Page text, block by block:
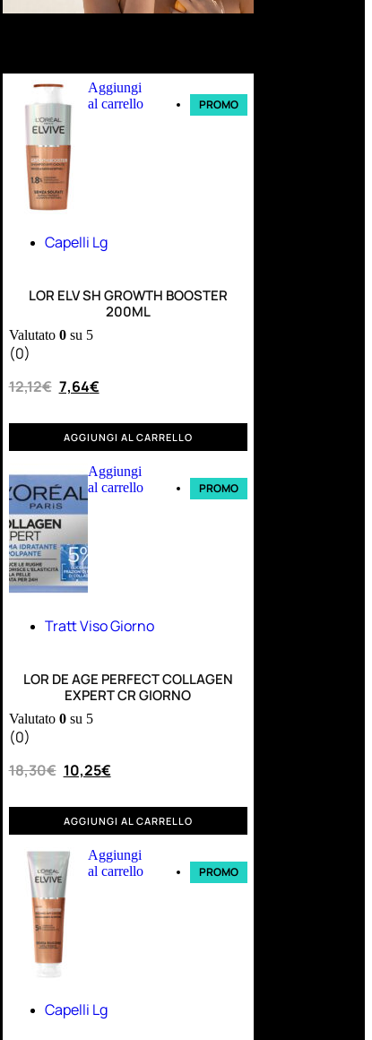
Aggiungi
al carrello
PROMO
Capelli Lg
LOR ELV SH GROWTH BOOSTER
200ML
Valutato 0su 5
(0)
12,12€ 7,64€
AGGIUNGI AL CARRELLO
Aggiungi
al carrello
PROMO
Tratt Viso Giorno
LOR DE AGE PERFECT COLLAGEN
EXPERT CR GIORNO
Valutato 0su 5
(0)
18,30€ 10,25€
AGGIUNGI AL CARRELLO
Aggiungi
al carrello
PROMO
Capelli Lg